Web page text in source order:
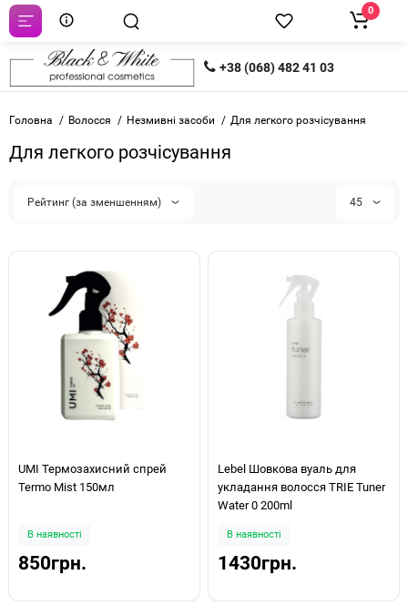
+38 (068) 482 41 03
0
Головна Волосся Незмивні засоби Для легкого розчісування
Для легкого розчісування
Рейтинг (за зменшенням) 45
UMI Термозахисний спрей
Termo Mist 150мл
В наявності
850грн.
Lebel Шовкова вуаль для
укладання волосся TRIE Tuner
Water 0 200ml
В наявності
1430грн.